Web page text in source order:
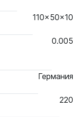
110x50x10
0.005
Германия
220